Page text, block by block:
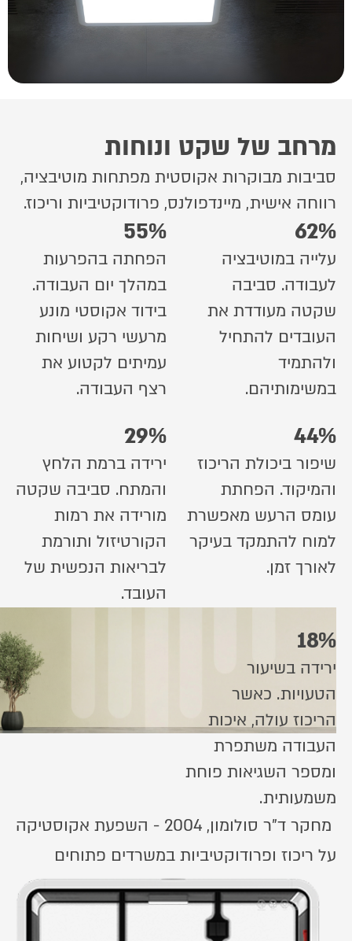
מרחב של שקט ונוחות
סביבות מבוקרות אקוסטית מפתחות מוטיבציה,
רווחה אישית, מיינדפולנס, פרודוקטיביות וריכוז.
62%
עלייה במוטיבציה
לעבודה. סביבה
שקטה מעודדת את
העובדים להתחיל
ולהתמיד
במשימותיהם.
55%
הפחתה בהפרעות
במהלך יום העבודה.
בידוד אקוסטי מונע
מרעשי רקע ושיחות
עמיתים לקטוע את
רצף העבודה.
44%
שיפור ביכולת הריכוז
והמיקוד. הפחתת
עומס הרעש מאפשרת
למוח להתמקד בעיקר
לאורך זמן.
29%
ירידה ברמת הלחץ
והמתח. סביבה שקטה
מורידה את רמות
הקורטיזול ותורמת
לבריאות הנפשית של
העובד.
18%
ירידה בשיעור
הטעויות. כאשר
הריכוז עולה, איכות
העבודה משתפרת
ומספר השגיאות פוחת
משמעותית.
מחקר ד"ר סולומון, 2004 - השפעת אקוסטיקה
על ריכוז ופרודוקטיביות במשרדים פתוחים